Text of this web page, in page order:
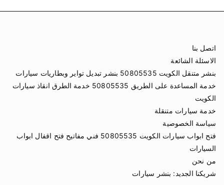
اتصل بنا
الاسئلة الشائعة
بنشر متنقل الكويت 50805535 بنشر تبديل تواير وبطاريات سيارات
خدمة المساعدة على الطريق 50805535 خدمة الطرق انقاذ سيارات
الكويت
خدمة سيارات متنقلة
سياسة الخصوصية
فتح ابواب سيارات الكويت 50805535 فني مفاتيح فتح اقفال ابواب
السيارات
من نحن
شريكنا الجديد: بنشر سيارات